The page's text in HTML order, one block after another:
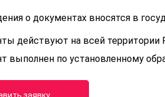
о документах вносятся в
действуют на всей территории
выполнен по установленному